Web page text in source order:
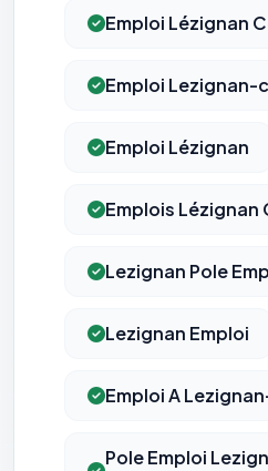
Emploi Lézignan
Emploi Lezignan-
Emploi Lézignan
Emplois Lézignan
Lezignan Pole
Lezignan Emploi
Emploi A
Pole Emploi